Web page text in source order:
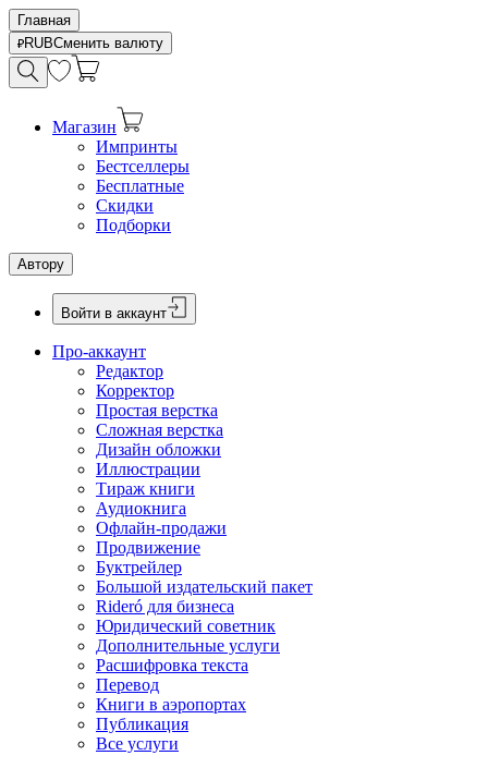
Главная
RUBСменить валюту
Магазин
Импринты
Бестселлеры
Бесплатные
Скидки
Подборки
Автору
Войти в аккаунт
Про-аккаунт
Редактор
Корректор
Простая верстка
Сложная верстка
Дизайн обложки
Иллюстрации
Тираж книги
Аудиокнига
Офлайн-продажи
Продвижение
Буктрейлер
Большой издательский пакет
Rideró для бизнеса
Юридический советник
Дополнительные услуги
Расшифровка текста
Перевод
Книги в аэропортах
Публикация
Все услуги